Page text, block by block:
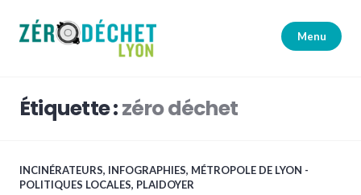
contenu
Menu
Étiquette :zéro déchet
INCINÉRATEURS, INFOGRAPHIES, MÉTROPOLE DE LYON -
POLITIQUES LOCALES, PLAIDOYER